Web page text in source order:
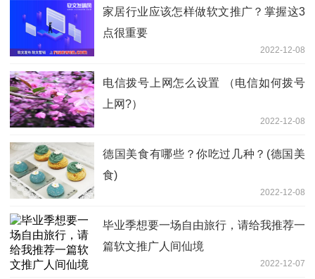
家居行业应该怎样做软文推广？掌握这3
点很重要
2022-12-08
电信拨号上网怎么设置 （电信如何拨号
上网?）
2022-12-08
德国美食有哪些？你吃过几种？(德国美
食)
2022-12-08
毕业季想要一场自由旅行，请给我推荐一
篇软文推广人间仙境
2022-12-07